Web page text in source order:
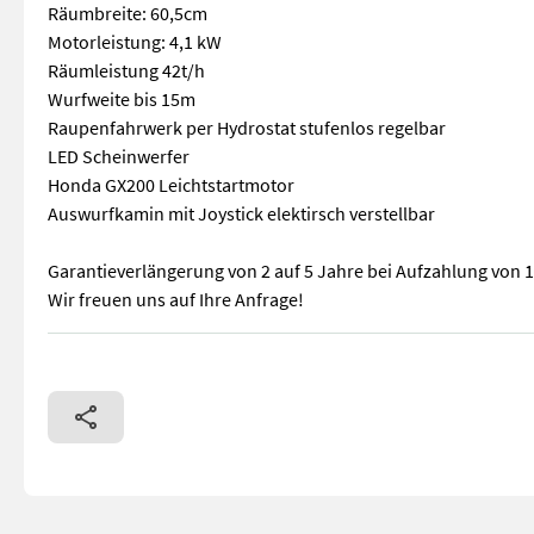
Räumbreite: 60,5cm
Motorleistung: 4,1 kW
Räumleistung 42t/h
Wurfweite bis 15m
Raupenfahrwerk per Hydrostat stufenlos regelbar
LED Scheinwerfer
Honda GX200 Leichtstartmotor
Auswurfkamin mit Joystick elektirsch verstellbar
Garantieverlängerung von 2 auf 5 Jahre bei Aufzahlung von
Wir freuen uns auf Ihre Anfrage!
Die Honda HSS 760 A TD besticht durch kompakte